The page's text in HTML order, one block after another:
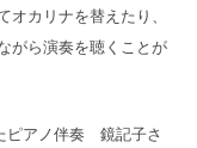
オカリナを替えたり、
がら演奏を聴くことが
ピアノ伴奏 鏡記子さ